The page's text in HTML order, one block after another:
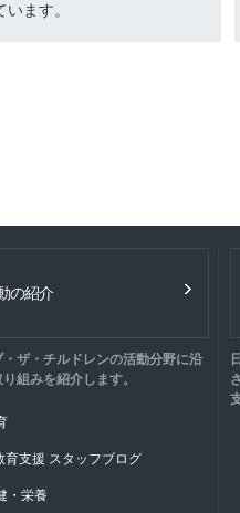
ます。
の紹介
・ザ・チルドレンの活動分野に沿
り組みを紹介します。
育支援 スタッフブログ
・栄養